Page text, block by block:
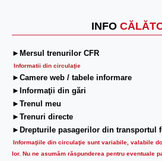
INFO
►Mersul trenurilor CFR
Informatii din circulaţie
►Camere web / tabele informare
►Informaţii din gări
►Trenul meu
►Trenuri directe
►Drepturile pasagerilor din transportul
Informaţiile din circulaţie sunt variabile, valabile
lor. Nu ne asumăm răspunderea pentru eventuale